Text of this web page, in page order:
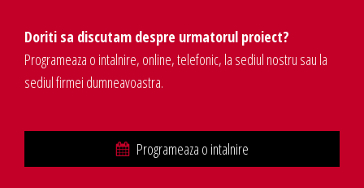
Doriti sa discutam despre urmatorul proiect?
Programeaza o intalnire, online, telefonic, la sediul nostru sau la
sediul firmei dumneavoastra.
Programeaza o intalnire